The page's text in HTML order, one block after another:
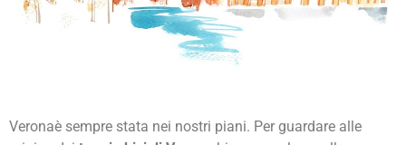
Veronaè sempre stata nei nostri piani. Per guardare alle
origine dei tour in bici di Veronabisogna volare nella